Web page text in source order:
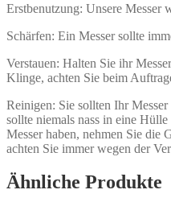
Erstbenutzung: Unsere Messer
Schärfen: Ein Messer sollte
Verstauen: Halten Sie ihr
Klinge, achten Sie beim
Reinigen: Sie sollten Ihr
sollte niemals nass in eine
Messer haben, nehmen Sie die
achten Sie immer wegen der
Ähnliche Produkte